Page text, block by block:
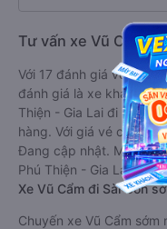
Tư vấn xe Vũ Cẩm
Với 17 đánh giá với
đánh giá là xe khách có
Thiện - Gia Lai đi Sài
hàng. Với giá vé chỉ từ
Đang cập nhật. Mỗi
Phú Thiện - Gia Lai đi
Xe Vũ Cẩm đi Sài Gòn
Chuyến xe Vũ Cẩm